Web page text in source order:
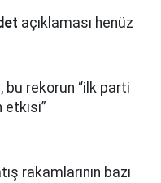
açıklaması henüz
bu rekorun “ilk parti
etkisi”
rakamlarının bazı